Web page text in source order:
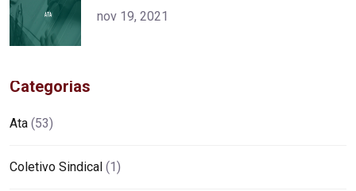
alt="product">
nov 19, 2021
Categorias
Ata (53)
Coletivo Sindical (1)